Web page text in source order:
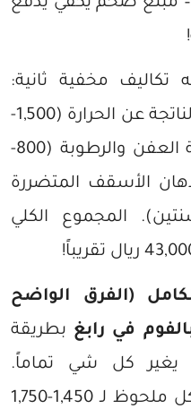
– مبلغ ضخم يكفي يدفع
تكاليف مخفية ثانية:
صيانة وإصلاح التشققات الناتجة عن الحرارة (1,500-
2,500 ريال سنوياً)، معالجة العفن والرطوبة (800-
دهان الأسقف المتضررة
كل سنتين). المجموع الكلي
(الفرق الواضح
في رابغ بطريقة
يغير كل شي تماماً.
الفاتورة الصيفية تنزل بشكل ملحوظ لـ 1,450-1,750